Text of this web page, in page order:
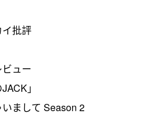
批評
ュー
」
まして Season 2